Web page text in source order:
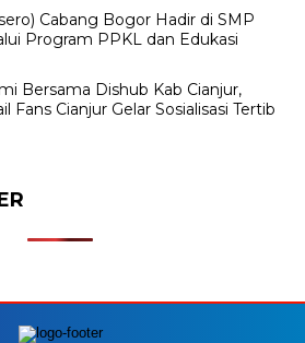
Cabang Bogor Hadir di SMP
Program PPKL dan Edukasi
Bersama Dishub Kab Cianjur,
Fans Cianjur Gelar Sosialisasi Tertib